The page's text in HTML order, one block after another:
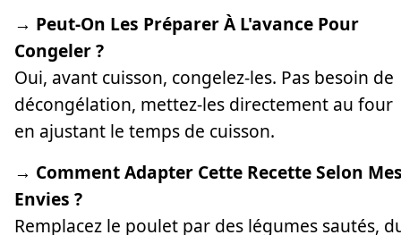
→ Peut-On Les Préparer À L'avance Pour
Congeler ?
Oui, avant cuisson, congelez-les. Pas besoin de
décongélation, mettez-les directement au four
en ajustant le temps de cuisson.
→ Comment Adapter Cette Recette Selon
Envies ?
Remplacez le poulet par des légumes sautés,